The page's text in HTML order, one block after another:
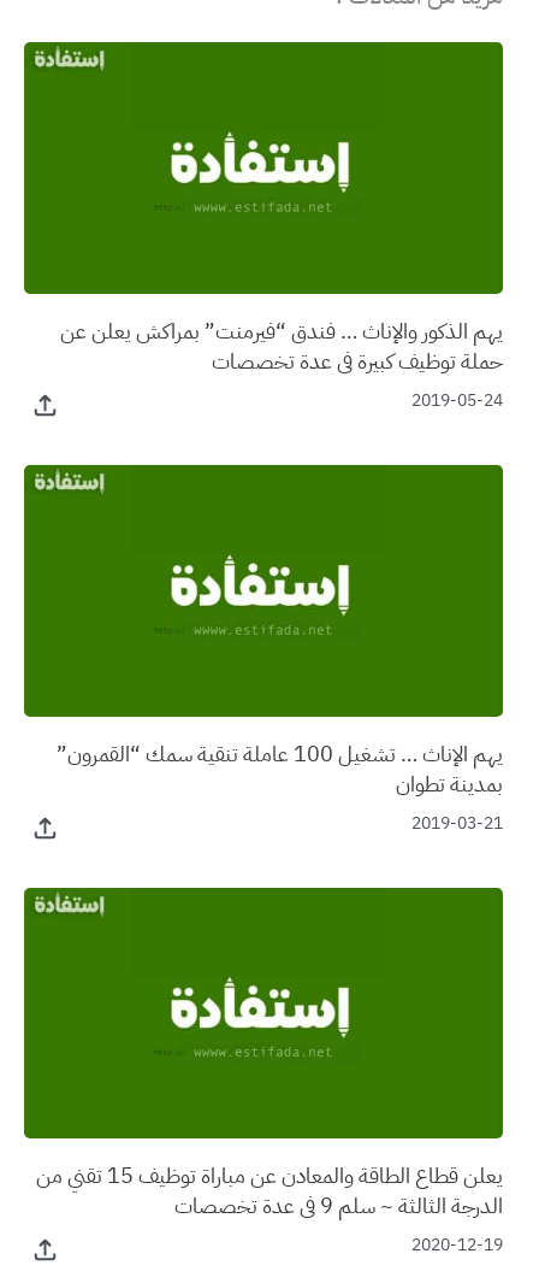
يهم الذكور والإناث … فندق “فيرمنت” بمراكش يعلن عن
حملة توظيف كبيرة في عدة تخصصات
2019-05-24
يهم الإناث … تشغيل 100 عاملة تنقية سمك “القمرون”
بمدينة تطوان
2019-03-21
يعلن قطاع الطاقة والمعادن عن مباراة توظيف 15 تقني من
الدرجة الثالثة ~ سلم 9 في عدة تخصصات
2020-12-19